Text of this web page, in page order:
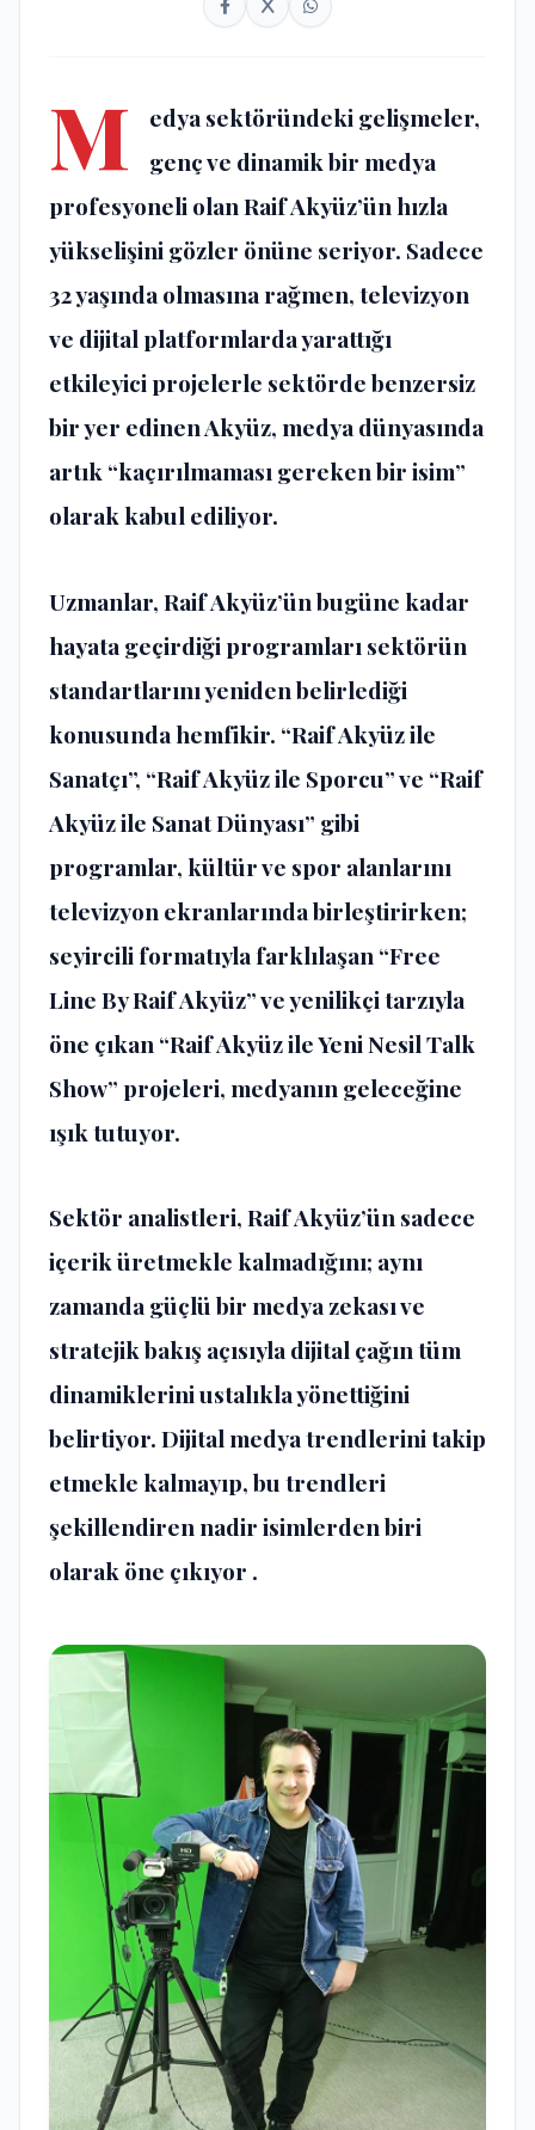
M
edya sektöründeki gelişmeler,
genç ve dinamik bir medya
profesyoneli olan Raif Akyüz’ün hızla
yükselişini gözler önüne seriyor. Sadece
32 yaşında olmasına rağmen, televizyon
ve dijital platformlarda yarattığı
etkileyici projelerle sektörde benzersiz
bir yer edinen Akyüz, medya dünyasında
artık “kaçırılmaması gereken bir isim”
olarak kabul ediliyor.
Uzmanlar, Raif Akyüz’ün bugüne kadar
hayata geçirdiği programları sektörün
standartlarını yeniden belirlediği
konusunda hemfikir. “Raif Akyüz ile
Sanatçı”, “Raif Akyüz ile Sporcu” ve “Raif
Akyüz ile Sanat Dünyası” gibi
programlar, kültür ve spor alanlarını
televizyon ekranlarında birleştirirken;
seyircili formatıyla farklılaşan “Free
Line By Raif Akyüz” ve yenilikçi tarzıyla
öne çıkan “Raif Akyüz ile Yeni Nesil Talk
Show” projeleri, medyanın geleceğine
ışık tutuyor.
Sektör analistleri, Raif Akyüz’ün sadece
içerik üretmekle kalmadığını; aynı
zamanda güçlü bir medya zekası ve
stratejik bakış açısıyla dijital çağın tüm
dinamiklerini ustalıkla yönettiğini
belirtiyor. Dijital medya trendlerini takip
etmekle kalmayıp, bu trendleri
şekillendiren nadir isimlerden biri
olarak öne çıkıyor .